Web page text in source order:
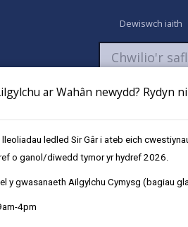
ar Wahân newydd? Rydyn
ledled Sir Gâr i ateb eich
o ganol/diwedd tymor yr hydref 2026.
y gwasanaeth Ailgylchu Cymysg (bagiau
4pm
Dewiswch iaith
Talu Cyflwyno cais